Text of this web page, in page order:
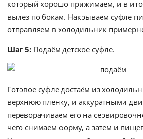
который хорошо прижимаем, и в
вылез по бокам. Накрываем суфле
отправляем в холодильник
Шаг 5: Подаём детское суфле.
Готовое суфле достаём из
верхнюю пленку, и аккуратными
переворачиваем его на
чего снимаем форму, а затем и